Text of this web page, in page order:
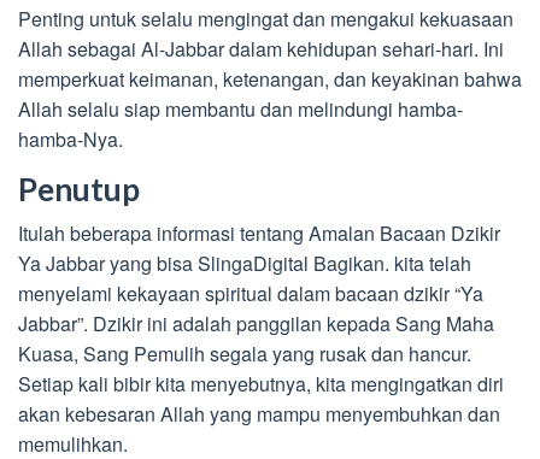
Penting untuk selalu mengingat dan mengakui kekuasaan
Allah sebagai Al-Jabbar dalam kehidupan sehari-hari. Ini
memperkuat keimanan, ketenangan, dan keyakinan bahwa
Allah selalu siap membantu dan melindungi hamba-
hamba-Nya.
Penutup
Itulah beberapa informasi tentang Amalan Bacaan Dzikir
Ya Jabbar yang bisa SlingaDigital Bagikan. kita telah
menyelami kekayaan spiritual dalam bacaan dzikir “Ya
Jabbar”. Dzikir ini adalah panggilan kepada Sang Maha
Kuasa, Sang Pemulih segala yang rusak dan hancur.
Setiap kali bibir kita menyebutnya, kita mengingatkan diri
akan kebesaran Allah yang mampu menyembuhkan dan
memulihkan.